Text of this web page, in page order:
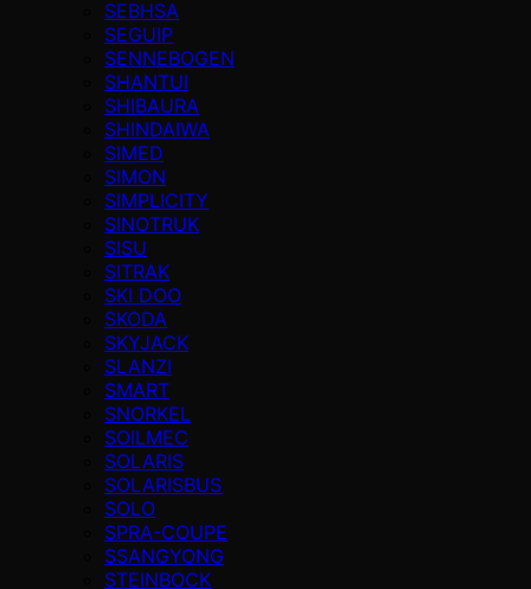
SEBHSA
SEGUIP
SENNEBOGEN
SHANTUI
SHIBAURA
SHINDAIWA
SIMED
SIMON
SIMPLICITY
SINOTRUK
SISU
SITRAK
SKI DOO
SKODA
SKYJACK
SLANZI
SMART
SNORKEL
SOILMEC
SOLARIS
SOLARISBUS
SOLO
SPRA-COUPE
SSANGYONG
STEINBOCK